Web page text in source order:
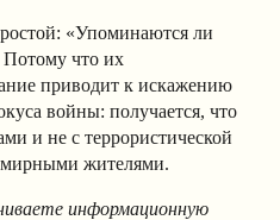
«Упоминаются ли
Потому что их
приводит к искажению
войны: получается, что
и не с террористической
жителями.
информационную